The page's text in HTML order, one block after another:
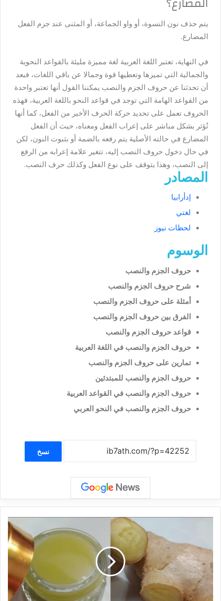
يتم حذف نون النسوة، أو واو الجماعة، أو المثنى عند جزم الفعل
المضارع.
في النهاية، تعتبر اللغة العربية لغة مميزة مليئة بالقواعد النحوية
والجمالية التي تميزها وتعطيها قوة وجمالا عن باقي اللغات، فبعد
أن تحدثنا عن حروف الجزم والنصب يمكننا القول أنها تعتبر واحدة
من القواعد الهامة التي توجد في قواعد النحو باللغة العربية، فهذه
الحروف تعمل على تحديد حركة الحرف الأخير من الفعل، كما أنها
تُؤثر بشكل مباشر على إعراب الفعل ومعناه، حيث أن الفعل
المضارع في حالته الأصلية يتم رفعه بالضمة أو بثبوت النون، لكن
في حال دخول حروف النصب إليه، تتغير علامة إعرابه من الرفع
إلى النصب، وهذا يتوقف على نوع الفعل وكذلك حرف النصب.
المصادر
إدأرابيا
لغتي
لحظات نيوز
الوسوم
حروف الجزم والنصب
شرح حروف الجزم والنصب
أمثلة على حروف الجزم والنصب
الفرق بين حروف الجزم والنصب
قواعد حروف الجزم والنصب
حروف الجزم والنصب في اللغة العربية
تمارين على حروف الجزم والنصب
حروف الجزم والنصب للمبتدئين
حروف الجزم والنصب في القواعد العربية
حروف الجزم والنصب في النحو العربي
نسخ